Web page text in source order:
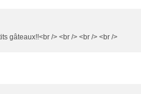
gâteaux!!<br /> <br /> <br /> <br />